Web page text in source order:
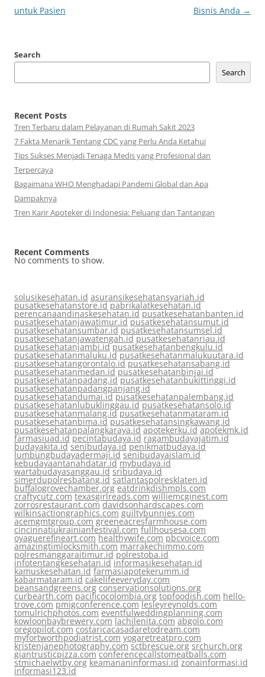
untuk Pasien
Bisnis Anda →
Search
Search
Recent Posts
Tren Terbaru dalam Pelayanan di Rumah Sakit 2023
7 Fakta Menarik Tentang CDC yang Perlu Anda Ketahui
Tips Sukses Menjadi Tenaga Medis yang Profesional dan
Terpercaya
Bagaimana WHO Menghadapi Pandemi Global dan Apa
Dampaknya
Tren Karir Apoteker di Indonesia: Peluang dan Tantangan
Recent Comments
No comments to show.
solusikesehatan.id asuransikesehatansyariah.id
pusatkesehatanstore.id pabrikalatkesehatan.id
perencanaandinaskesehatan.id pusatkesehatanbanten.id
pusatkesehatanjawatimur.id pusatkesehatansumut.id
pusatkesehatansumbar.id pusatkesehatansumsel.id
pusatkesehatanjawatengah.id pusatkesehatanriau.id
pusatkesehatanjambi.id pusatkesehatanbengkulu.id
pusatkesehatanmaluku.id pusatkesehatanmalukuutara.id
pusatkesehatangorontalo.id pusatkesehatansabang.id
pusatkesehatanmedan.id pusatkesehatanbinjai.id
pusatkesehatanpadang.id pusatkesehatanbukittinggi.id
pusatkesehatanpadangpanjang.id
pusatkesehatandumai.id pusatkesehatanpalembang.id
pusatkesehatanlubuklinggau.id pusatkesehatansolo.id
pusatkesehatanmalang.id pusatkesehatanmataram.id
pusatkesehatanbima.id pusatkesehatansingkawang.id
pusatkesehatanpalangkaraya.id apotekerku.id apotekmk.id
farmasiuad.id pecintabudaya.id ragambudayajatim.id
budayakita.id senibudaya.id penikmatbudaya.id
lumbungbudayadermaji.id senibudayaislam.id
kebudayaantanahdatar.id mybudaya.id
wartabudayasanggau.id sribudaya.id
simerdupolresbatang.id satlantaspolresklaten.id
buffalogrovechamber.org eatdrinkdishmpls.com
craftycutz.com texasgirlreads.com williemcginest.com
zorrosrestaurant.com davidsonhardscapes.com
wilkinsactiongraphics.com guiltybunnies.com
acemgmtgroup.com greeneacresfarmhouse.com
cincinnatiukrainianfestival.com fullhousesa.com
oyaguerefineart.com healthywife.com pbcvoice.com
amazingtimlocksmith.com marrakechimmo.com
polresmanggaraitimur.id polrestoba.id
infotentangkesehatan.id informasikesehatan.id
kamuskesehatan.id farmasiapotekerumm.id
kabarmataram.id cakelifeeveryday.com
beansandgreens.org conservationsolutions.org
curbearth.com pacificocolombia.org topfoodish.com hello-
trove.com pmigconference.com lesleyreynolds.com
tomulrichphotos.com eventfulweddingplanning.com
kowloonbaybrewery.com lachilenita.com abgolo.com
oregopilot.com costaricacasadaretodream.com
myfortworthpodiatrist.com yogaretreatpro.com
kristenjanephotography.com sctbrescue.org srchurch.org
giantrusticpizza.com conferencecallstomeatballs.com
stmichaelwtby.org keamananinformasi.id zonainformasi.id
informasi123.id